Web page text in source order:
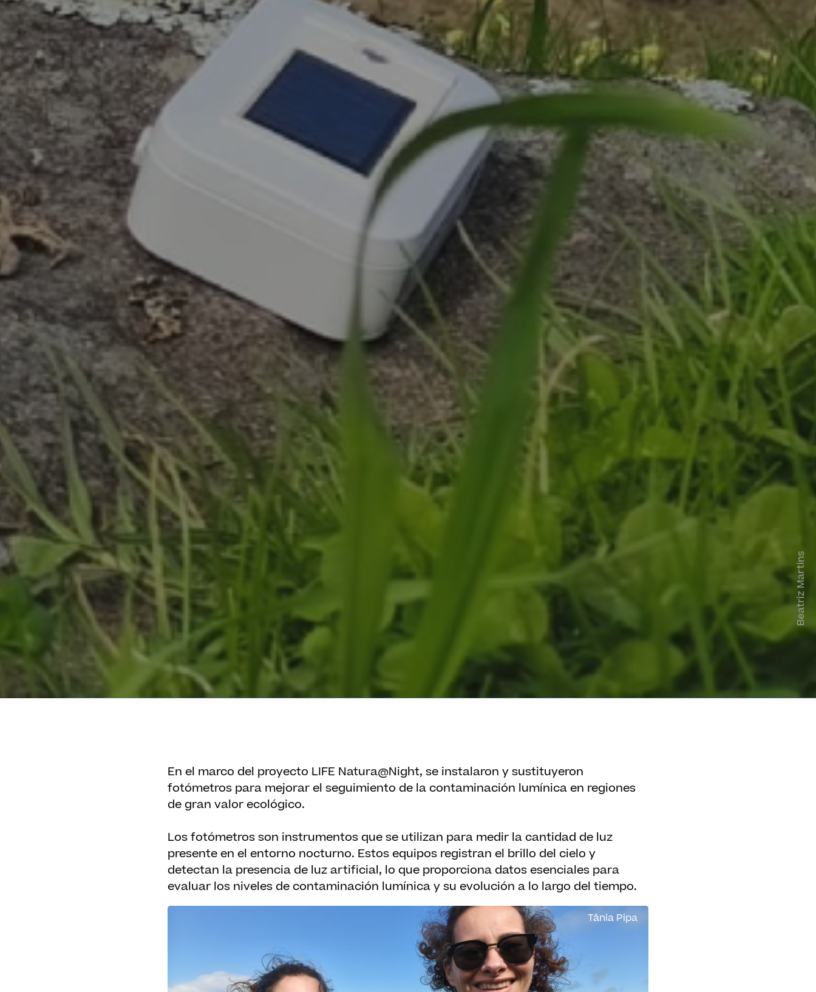
Beatriz Martins
En el marco del proyecto LIFE Natura@Night, se instalaron y sustituyeron
fotómetros para mejorar el seguimiento de la contaminación lumínica en regiones
de gran valor ecológico.
Los fotómetros son instrumentos que se utilizan para medir la cantidad de luz
presente en el entorno nocturno. Estos equipos registran el brillo del cielo y
detectan la presencia de luz artificial, lo que proporciona datos esenciales para
evaluar los niveles de contaminación lumínica y su evolución a lo largo del tiempo.
Tânia Pipa